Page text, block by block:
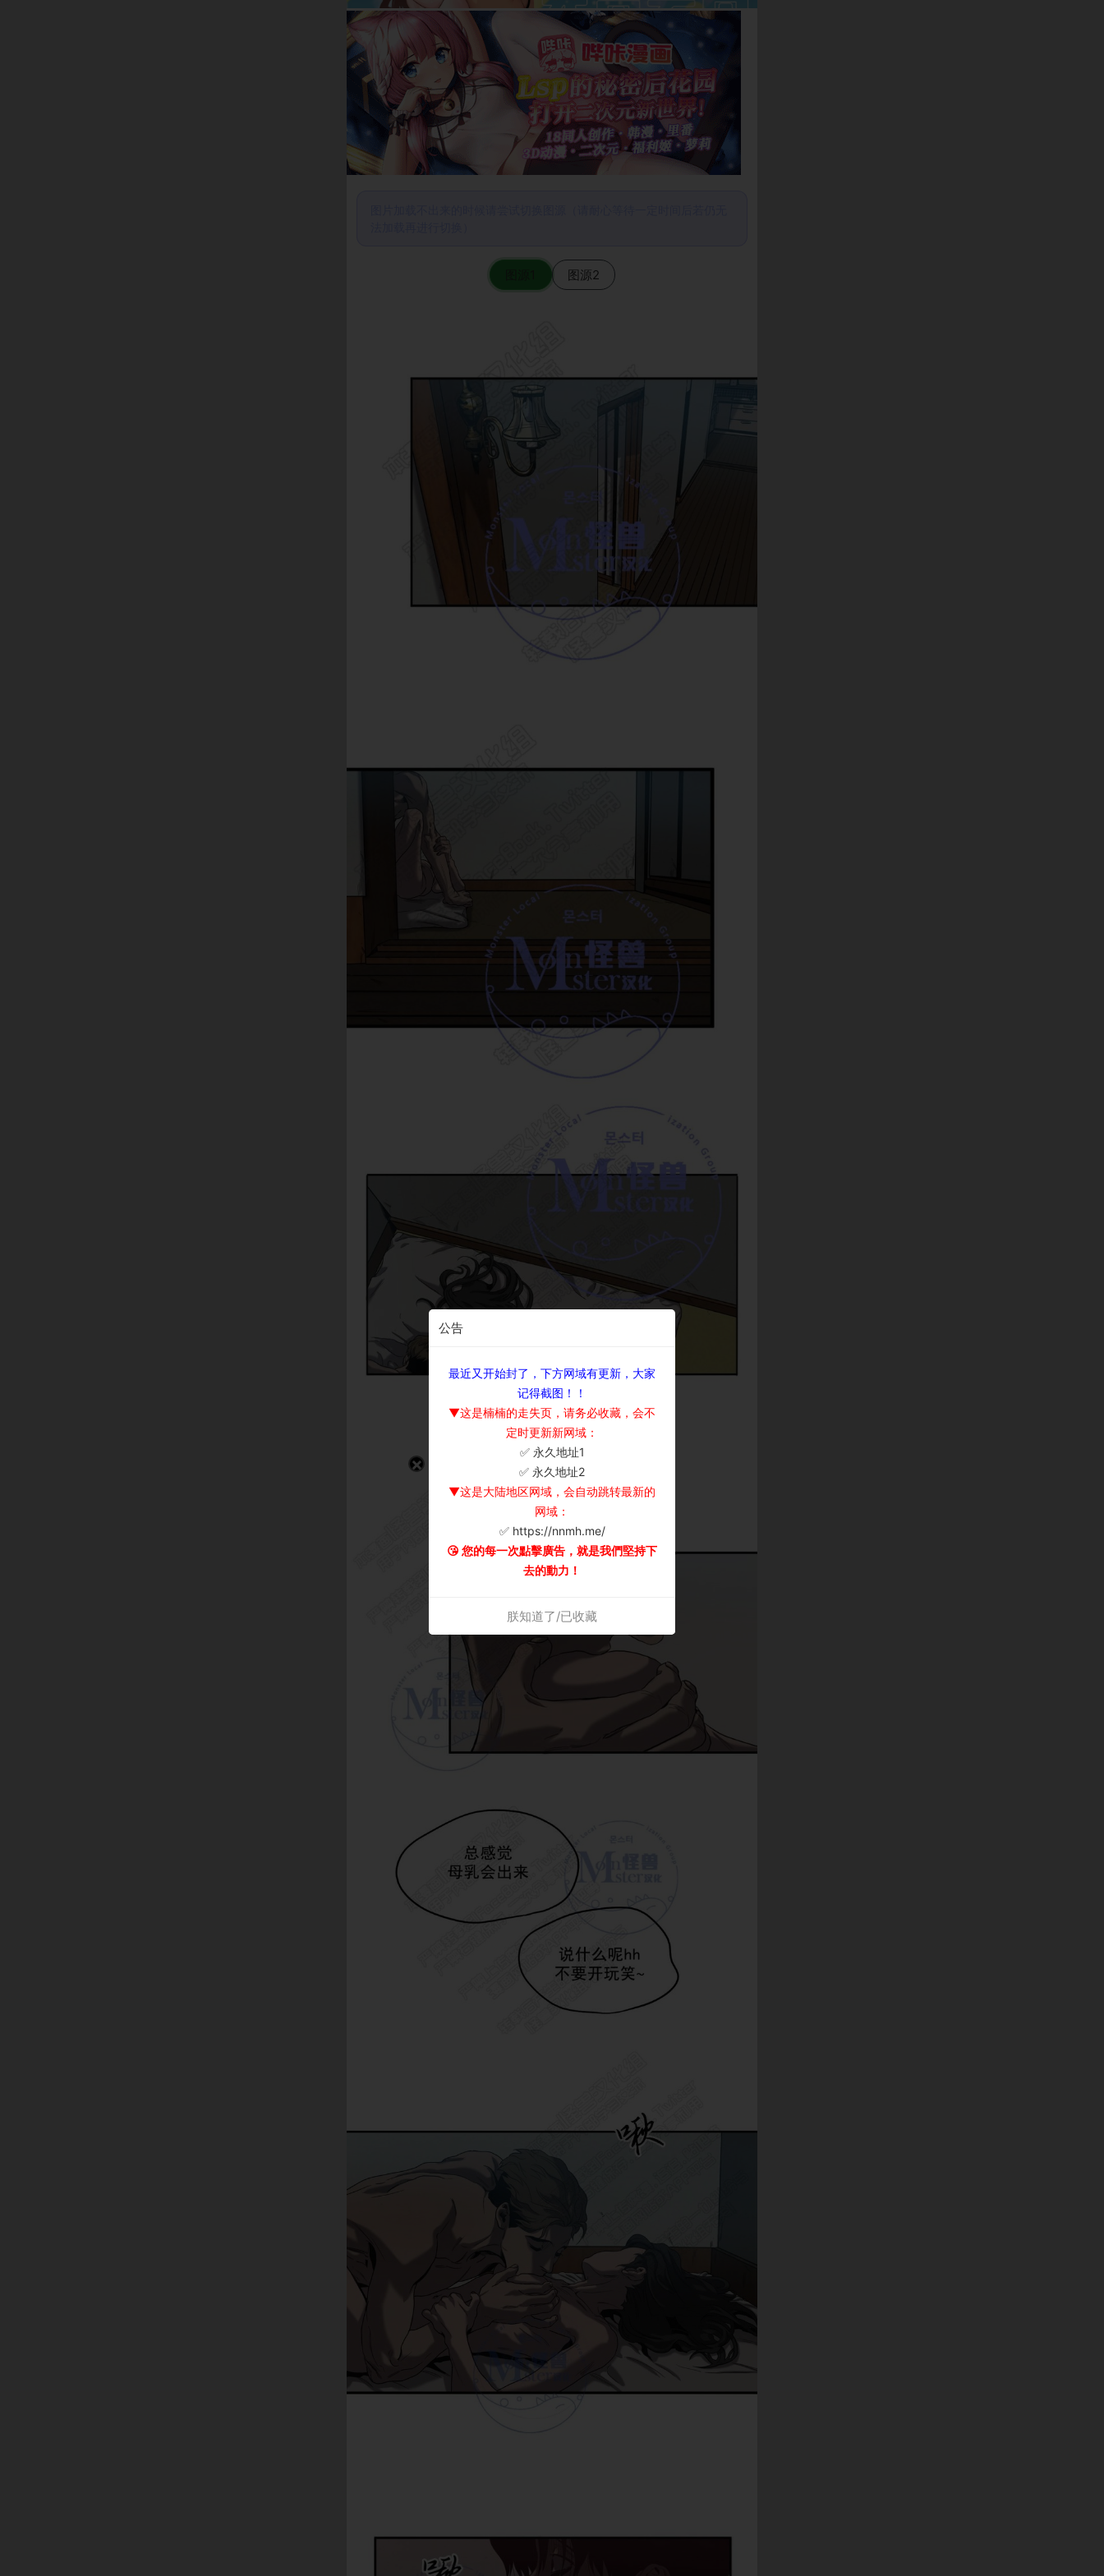
图源2
公告
最近又开始封了，下方网域有更新，大家
记得截图！！
▼这是楠楠的走失页，请务必收藏，会不
定时更新新网域：
✅ 永久地址1
✅ 永久地址2
▼这是大陆地区网域，会自动跳转最新的
网域：
✅ https://nnmh.me/
😘 您的每一次點擊廣告，就是我們堅持下
去的動力！
朕知道了/已收藏
×